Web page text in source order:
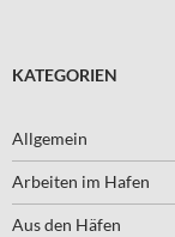
KATEGORIEN
Allgemein
Arbeiten im Hafen
Aus den Häfen